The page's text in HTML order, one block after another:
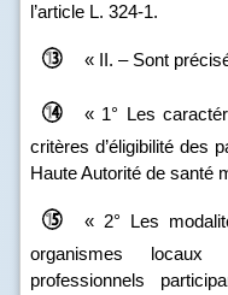
l’article L. 324‑1.
« II. – Sont
« 1° Les
critères d’éligibilité des
Haute Autorité de santé
« 2° Les
organismes
professionnels